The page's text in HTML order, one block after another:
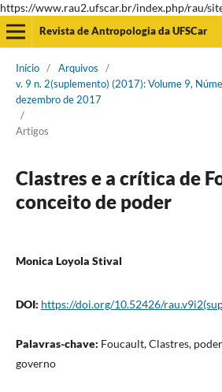
https://www.rau2.ufscar.br/index.php/rau/
Revista de Antropologia da UFSCar
Início / Arquivos
/
v. 9 n. 2(suplemento) (2017): Volume 9,
dezembro de 2017
/
Artigos
Clastres e a crítica de
conceito de poder
Monica Loyola Stival
DOI: https://doi.org/10.52426/
Palavras-chave: Foucault, Clastres,
governo